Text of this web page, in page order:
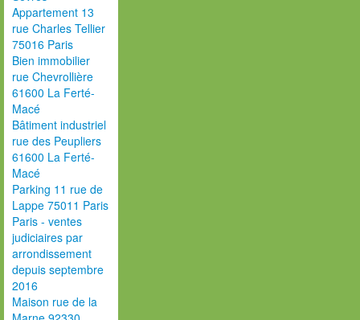
Appartement 13
rue Charles Tellier
75016 Paris
Bien immobilier
rue Chevrollière
61600 La Ferté-
Macé
Bâtiment industriel
rue des Peupliers
61600 La Ferté-
Macé
Parking 11 rue de
Lappe 75011 Paris
Paris - ventes
judiciaires par
arrondissement
depuis septembre
2016
Maison rue de la